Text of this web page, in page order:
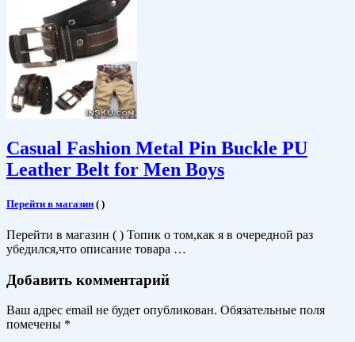
Casual Fashion Metal Pin Buckle PU
Leather Belt for Men Boys
Перейти в магазин ( )
Перейти в магазин ( ) Топик о том,как я в очередной раз
убедился,что описание товара …
Добавить комментарий
Ваш адрес email не будет опубликован. Обязательные поля
помечены *